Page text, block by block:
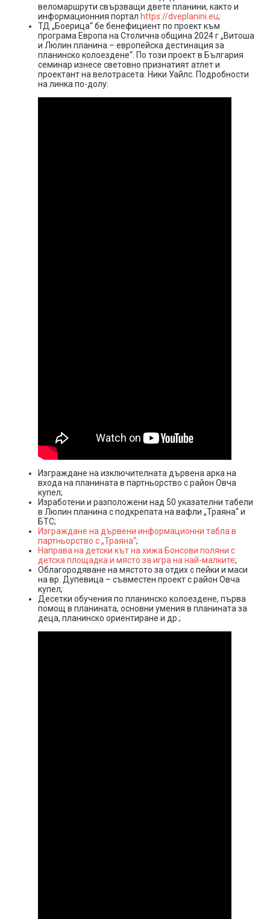
веломаршрути свързващи двете планини, както и
информационния портал https://dveplanini.eu;
ТД „Боерица“ бе бенефициент по проект към
програма Европа на Столична община 2024 г „Витоша
и Люлин планина – европейска дестинация за
планинско колоездене“. По този проект в България
семинар изнесе световно признатият атлет и
проектант на велотрасета: Ники Уайлс. Подробности
на линка по-долу:
Изграждане на изключителната дървена арка на
входа на планината в партньорство с район Овча
купел;
Изработени и разположени над 50 указателни табели
в Люлин планина с подкрепата на вафли „Траяна“ и
БТС;
Изграждане на дървени информационни табла в
партньорство с „Траяна“;
Направа на детски кът на хижа Бонсови поляни с
детска площадка и място за игра на най-малките;
Облагородяване на мястото за отдих с пейки и маси
на вр. Дупевица – съвместен проект с район Овча
купел;
Десетки обучения по планинско колоездене, първа
помощ в планината, основни умения в планината за
деца, планинско ориентиране и др.;